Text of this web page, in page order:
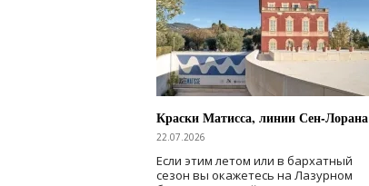
Краски Матисса, линии Сен-Лорана
22.07.2026
Если этим летом или в бархатный
сезон вы окажетесь на Лазурном